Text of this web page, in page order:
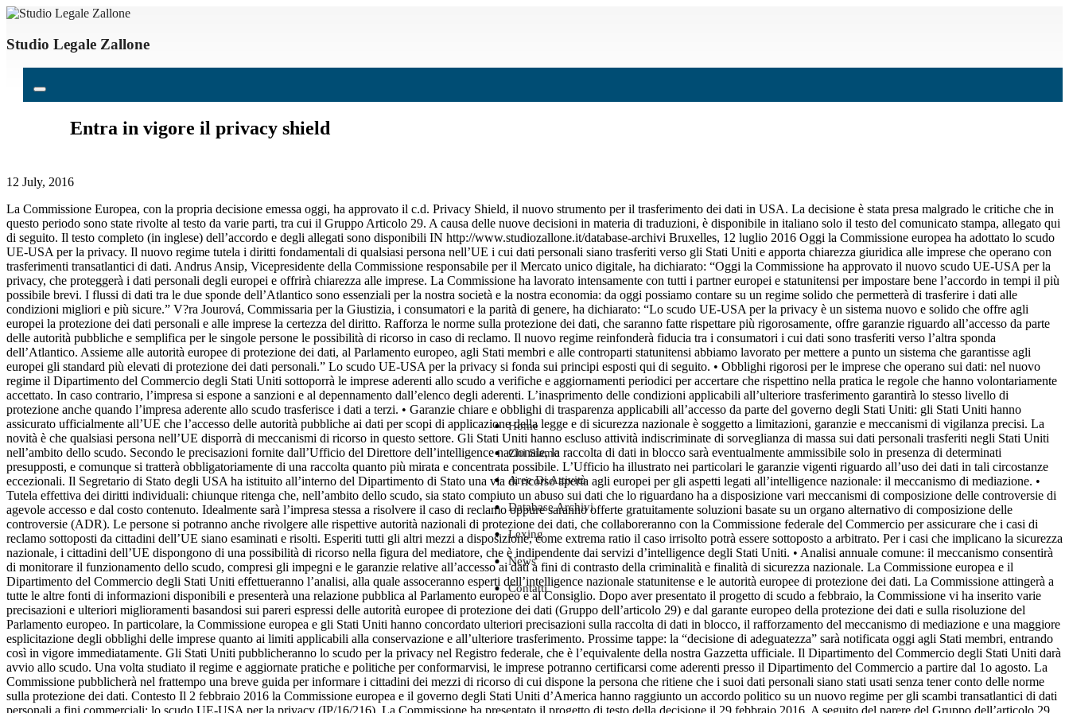
Studio Legale Zallone
Home
Chi Siamo
Aree Di Attività
Database Archivi
Lexing
News
Contatti
Entra in vigore il privacy shield
12 July, 2016
La Commissione Europea, con la propria decisione emessa oggi, ha approvato il c.d. Privacy Shield, il nuovo strumento per il trasferimento dei dati in USA. La decisione è stata presa malgrado le critiche che in
questo periodo sono state rivolte al testo da varie parti, tra cui il Gruppo Articolo 29. A causa delle nuove decisioni in materia di traduzioni, è disponibile in italiano solo il testo del comunicato stampa, allegato qui
di seguito. Il testo completo (in inglese) dell’accordo e degli allegati sono disponibili IN http://www.studiozallone.it/database-archivi Bruxelles, 12 luglio 2016 Oggi la Commissione europea ha adottato lo scudo
UE-USA per la privacy. Il nuovo regime tutela i diritti fondamentali di qualsiasi persona nell’UE i cui dati personali siano trasferiti verso gli Stati Uniti e apporta chiarezza giuridica alle imprese che operano con
trasferimenti transatlantici di dati. Andrus Ansip, Vicepresidente della Commissione responsabile per il Mercato unico digitale, ha dichiarato: “Oggi la Commissione ha approvato il nuovo scudo UE-USA per la
privacy, che proteggerà i dati personali degli europei e offrirà chiarezza alle imprese. La Commissione ha lavorato intensamente con tutti i partner europei e statunitensi per impostare bene l’accordo in tempi il più
possibile brevi. I flussi di dati tra le due sponde dell’Atlantico sono essenziali per la nostra società e la nostra economia: da oggi possiamo contare su un regime solido che permetterà di trasferire i dati alle
condizioni migliori e più sicure.” V?ra Jourová, Commissaria per la Giustizia, i consumatori e la parità di genere, ha dichiarato: “Lo scudo UE-USA per la privacy è un sistema nuovo e solido che offre agli
europei la protezione dei dati personali e alle imprese la certezza del diritto. Rafforza le norme sulla protezione dei dati, che saranno fatte rispettare più rigorosamente, offre garanzie riguardo all’accesso da parte
delle autorità pubbliche e semplifica per le singole persone le possibilità di ricorso in caso di reclamo. Il nuovo regime reinfonderà fiducia tra i consumatori i cui dati sono trasferiti verso l’altra sponda
dell’Atlantico. Assieme alle autorità europee di protezione dei dati, al Parlamento europeo, agli Stati membri e alle controparti statunitensi abbiamo lavorato per mettere a punto un sistema che garantisse agli
europei gli standard più elevati di protezione dei dati personali.” Lo scudo UE-USA per la privacy si fonda sui principi esposti qui di seguito. • Obblighi rigorosi per le imprese che operano sui dati: nel nuovo
regime il Dipartimento del Commercio degli Stati Uniti sottoporrà le imprese aderenti allo scudo a verifiche e aggiornamenti periodici per accertare che rispettino nella pratica le regole che hanno volontariamente
accettato. In caso contrario, l’impresa si espone a sanzioni e al depennamento dall’elenco degli aderenti. L’inasprimento delle condizioni applicabili all’ulteriore trasferimento garantirà lo stesso livello di
protezione anche quando l’impresa aderente allo scudo trasferisce i dati a terzi. • Garanzie chiare e obblighi di trasparenza applicabili all’accesso da parte del governo degli Stati Uniti: gli Stati Uniti hanno
assicurato ufficialmente all’UE che l’accesso delle autorità pubbliche ai dati per scopi di applicazione della legge e di sicurezza nazionale è soggetto a limitazioni, garanzie e meccanismi di vigilanza precisi. La
novità è che qualsiasi persona nell’UE disporrà di meccanismi di ricorso in questo settore. Gli Stati Uniti hanno escluso attività indiscriminate di sorveglianza di massa sui dati personali trasferiti negli Stati Uniti
nell’ambito dello scudo. Secondo le precisazioni fornite dall’Ufficio del Direttore dell’intelligence nazionale, la raccolta di dati in blocco sarà eventualmente ammissibile solo in presenza di determinati
presupposti, e comunque si tratterà obbligatoriamente di una raccolta quanto più mirata e concentrata possibile. L’Ufficio ha illustrato nei particolari le garanzie vigenti riguardo all’uso dei dati in tali circostanze
eccezionali. Il Segretario di Stato degli USA ha istituito all’interno del Dipartimento di Stato una via di ricorso aperta agli europei per gli aspetti legati all’intelligence nazionale: il meccanismo di mediazione. •
Tutela effettiva dei diritti individuali: chiunque ritenga che, nell’ambito dello scudo, sia stato compiuto un abuso sui dati che lo riguardano ha a disposizione vari meccanismi di composizione delle controversie di
agevole accesso e dal costo contenuto. Idealmente sarà l’impresa stessa a risolvere il caso di reclamo oppure saranno offerte gratuitamente soluzioni basate su un organo alternativo di composizione delle
controversie (ADR). Le persone si potranno anche rivolgere alle rispettive autorità nazionali di protezione dei dati, che collaboreranno con la Commissione federale del Commercio per assicurare che i casi di
reclamo sottoposti da cittadini dell’UE siano esaminati e risolti. Esperiti tutti gli altri mezzi a disposizione, come extrema ratio il caso irrisolto potrà essere sottoposto a arbitrato. Per i casi che implicano la sicurezza
nazionale, i cittadini dell’UE dispongono di una possibilità di ricorso nella figura del mediatore, che è indipendente dai servizi d’intelligence degli Stati Uniti. • Analisi annuale comune: il meccanismo consentirà
di monitorare il funzionamento dello scudo, compresi gli impegni e le garanzie relative all’accesso ai dati a fini di contrasto della criminalità e finalità di sicurezza nazionale. La Commissione europea e il
Dipartimento del Commercio degli Stati Uniti effettueranno l’analisi, alla quale assoceranno esperti dell’intelligence nazionale statunitense e le autorità europee di protezione dei dati. La Commissione attingerà a
tutte le altre fonti di informazioni disponibili e presenterà una relazione pubblica al Parlamento europeo e al Consiglio. Dopo aver presentato il progetto di scudo a febbraio, la Commissione vi ha inserito varie
precisazioni e ulteriori miglioramenti basandosi sui pareri espressi delle autorità europee di protezione dei dati (Gruppo dell’articolo 29) e dal garante europeo della protezione dei dati e sulla risoluzione del
Parlamento europeo. In particolare, la Commissione europea e gli Stati Uniti hanno concordato ulteriori precisazioni sulla raccolta di dati in blocco, il rafforzamento del meccanismo di mediazione e una maggiore
esplicitazione degli obblighi delle imprese quanto ai limiti applicabili alla conservazione e all’ulteriore trasferimento. Prossime tappe: la “decisione di adeguatezza” sarà notificata oggi agli Stati membri, entrando
così in vigore immediatamente. Gli Stati Uniti pubblicheranno lo scudo per la privacy nel Registro federale, che è l’equivalente della nostra Gazzetta ufficiale. Il Dipartimento del Commercio degli Stati Uniti darà
avvio allo scudo. Una volta studiato il regime e aggiornate pratiche e politiche per conformarvisi, le imprese potranno certificarsi come aderenti presso il Dipartimento del Commercio a partire dal 1o agosto. La
Commissione pubblicherà nel frattempo una breve guida per informare i cittadini dei mezzi di ricorso di cui dispone la persona che ritiene che i suoi dati personali siano stati usati senza tener conto delle norme
sulla protezione dei dati. Contesto Il 2 febbraio 2016 la Commissione europea e il governo degli Stati Uniti d’America hanno raggiunto un accordo politico su un nuovo regime per gli scambi transatlantici di dati